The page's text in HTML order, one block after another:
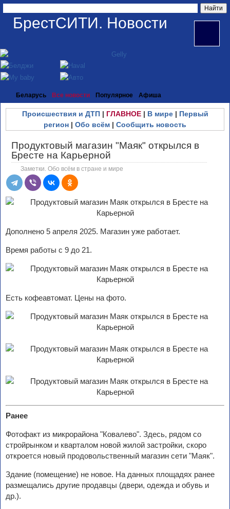
БрестСИТИ. Новости
Беларусь Все новости Популярное Афиша
Происшествия и ДТП| ГЛАВНОЕ| В мире| Первый
регион | Обо всём | Сообщить новость
Продуктовый магазин "Маяк" открылся в
Бресте на Карьерной
Заметки. Обо всём в стране и мире
Дополнено 5 апреля 2025. Магазин уже работает.
Время работы с 9 до 21.
Есть кофеавтомат. Цены на фото.
Ранее
Фотофакт из микрорайона "Ковалево". Здесь, рядом со
стройрынком и кварталом новой жилой застройки, скоро
откроется новый продовольственный магазин сети "Маяк".
Здание (помещение) не новое. На данных площадях ранее
размещались другие продавцы (двери, одежда и обувь и
др.).